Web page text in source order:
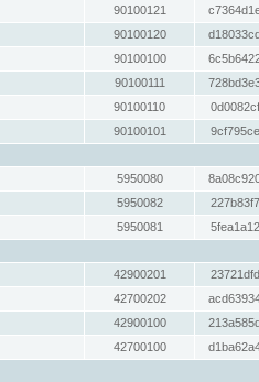
90100121
90100120
90100100
90100111
90100110
90100101
5950080
5950082
5950081
42900201
42700202
42900100
42700100